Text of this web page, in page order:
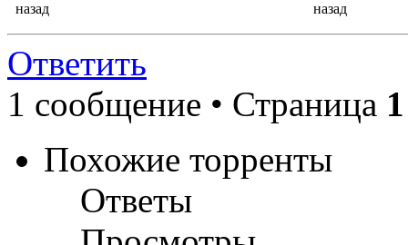
назад
назад
Ответить
1 сообщение • Страница 1
Похожие торренты
Ответы